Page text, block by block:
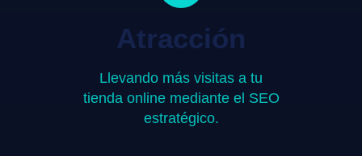
Atracción
Llevando más visitas a tu
tienda online mediante el SEO
estratégico.